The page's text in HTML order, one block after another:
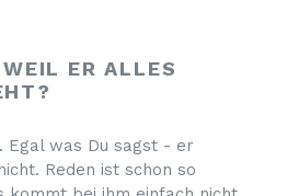
ER ALLES
Egal was Du sagst - er
Reden ist schon so